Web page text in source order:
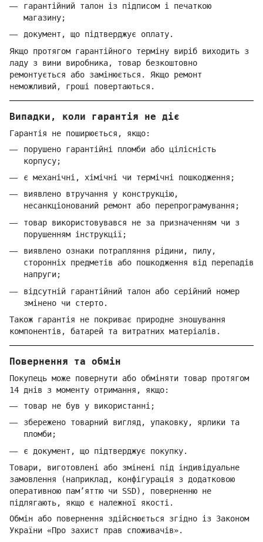
гарантійний талон із підписом і печаткою
магазину;
документ, що підтверджує оплату.
Якщо протягом гарантійного терміну виріб виходить з
ладу з вини виробника, товар безкоштовно
ремонтується або замінюється. Якщо ремонт
неможливий, гроші повертаються.
Випадки, коли гарантія не діє
Гарантія не поширюється, якщо:
порушено гарантійні пломби або цілісність
корпусу;
є механічні, хімічні чи термічні пошкодження;
виявлено втручання у конструкцію,
несанкціонований ремонт або перепрограмування;
товар використовувався не за призначенням чи з
порушенням інструкції;
виявлено ознаки потрапляння рідини, пилу,
сторонніх предметів або пошкодження від перепадів
напруги;
відсутній гарантійний талон або серійний номер
змінено чи стерто.
Також гарантія не покриває природне зношування
компонентів, батарей та витратних матеріалів.
Повернення та обмін
Покупець може повернути або обміняти товар протягом
14 днів з моменту отримання, якщо:
товар не був у використанні;
збережено товарний вигляд, упаковку, ярлики та
пломби;
є документ, що підтверджує покупку.
Товари, виготовлені або змінені під індивідуальне
замовлення (наприклад, конфігурація з додатковою
оперативною пам’яттю чи SSD), поверненню не
підлягають, якщо є належної якості.
Обмін або повернення здійснюється згідно із Законом
України «Про захист прав споживачів».